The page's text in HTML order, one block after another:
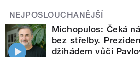
NEJPOSLOUCHANĚJŠÍ
Michopulos: Čeká
bez střelby.
džihádem vůči